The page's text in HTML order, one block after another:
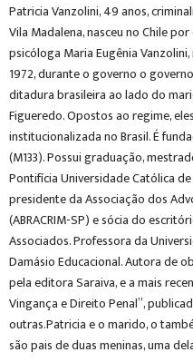
Patricia Vanzolini, 49 anos,
Vila Madalena, nasceu no Chile
psicóloga Maria Eugênia
1972, durante o governo o
ditadura brasileira ao lado do
Figueredo. Opostos ao regime,
institucionalizada no Brasil. É
(M133). Possui graduação,
Pontifícia Universidade Católica
presidente da Associação dos
(ABRACRIM-SP) e sócia do
Associados. Professora da
Damásio Educacional. Autora de
pela editora Saraiva, e a mais
Vingança e Direito Penal”,
outras.Patricia e o marido, o
são pais de duas meninas, uma